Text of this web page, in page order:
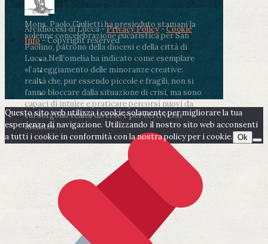
Mons. Paolo Giulietti ha presieduto stamani la
solenne concelebrazione eucaristica per San
Paolino, patrono della diocesi e della città di
Lucca.Nell’omelia ha indicato come esemplare
«l’atteggiamento delle minoranze creative:
realtà che, pur essendo piccole e fragili, non si
fanno bloccare dalla situazione di crisi, ma sono
capaci di intuire e praticare percorsi nuovi da
cui sorgono realtà diverse e per certi versi
inedite».
Arcidiocesi di Lucca -Privacy Policy-Cookie
Info- Copyright reserved
Questo sito web utilizza i cookie solamente per migliorare la tua
esperienza di navigazione. Utilizzando il nostro sito web acconsenti
a tutti i cookie in conformità con la nostra policy per i cookie. Ok